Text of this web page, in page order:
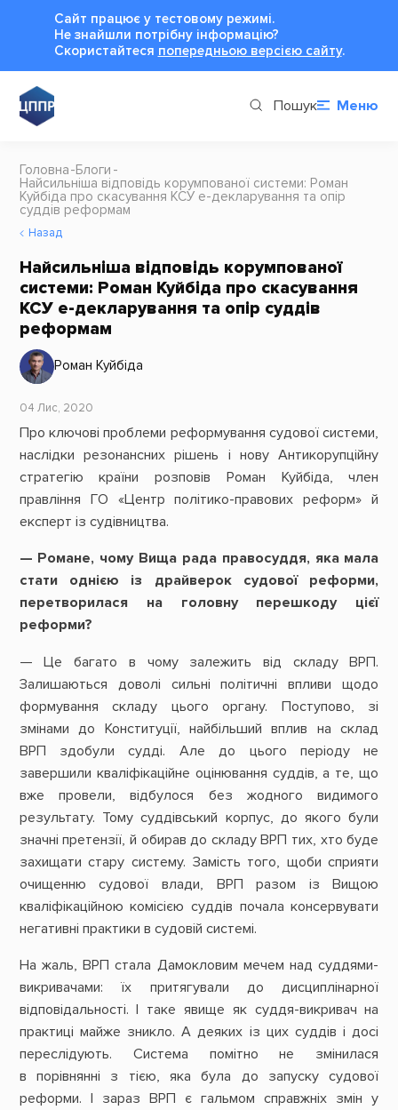
Сайт працює у тестовому режимі.
Не знайшли потрібну інформацію?
Cкористайтеся попередньою версією сайту.
Пошук Меню
Головна Блоги
Найсильніша відповідь корумпованої системи: Роман
Куйбіда про скасування КСУ е-декларування та опір
суддів реформам
Назад
Найсильніша відповідь корумпованої
системи: Роман Куйбіда про скасування
КСУ е-декларування та опір суддів
реформам
Роман Куйбіда
04 Лис, 2020
Про ключові проблеми реформування судової системи,
наслідки резонансних рішень і нову Антикорупційну
стратегію країни розповів Роман Куйбіда, член
правління ГО «Центр політико-правових реформ» й
експерт із судівництва.
— Романе, чому Вища рада правосуддя, яка мала
стати однією із драйверок судової реформи,
перетворилася на головну перешкоду цієї
реформи?
— Це багато в чому залежить від складу ВРП.
Залишаються доволі сильні політичні впливи щодо
формування складу цього органу. Поступово, зі
змінами до Конституції, найбільший вплив на склад
ВРП
здобули судді. Але до цього періоду не
завершили кваліфікаційне оцінювання суддів, а те, що
вже провели, відбулося без жодного видимого
результату. Тому суддівський корпус, до якого були
значні претензії, й обирав до складу ВРП тих, хто буде
захищати стару систему. Замість того, щоби сприяти
очищенню судової влади, ВРП разом із Вищою
кваліфікаційною комісією суддів почала консервувати
негативні практики в судовій системі.
На жаль, ВРП стала Дамокловим мечем над суддями-
викривачами: їх притягували до дисциплінарної
відповідальності. І таке явище як суддя-викривач на
практиці майже зникло. А деяких із цих суддів і досі
переслідують. Система помітно не змінилася
в порівнянні з тією, яка була до запуску судової
реформи. І зараз ВРП є гальмом справжніх змін у